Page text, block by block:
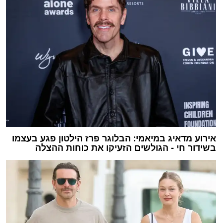
אירוע מדאיג במיאמי: הבלוגר פרז הילטון פגע בעצמו
בשידור חי - הגולשים הזעיקו את כוחות ההצלה